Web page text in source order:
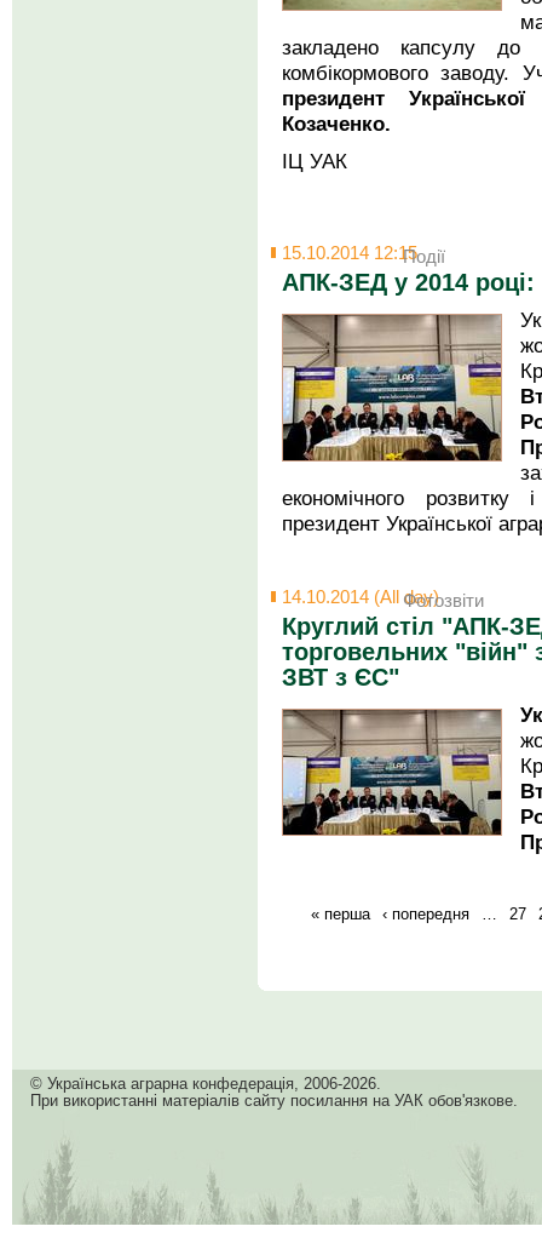
закладено капсулу до
комбікормового заводу.
президент
Козаченко.
ІЦ УАК
15.10.2014 12:15Події
АПК-ЗЕД у 2014 році:
економічного розвитку
президент Української
14.10.2014 (All day)Фотозвіти
Круглий стіл "АПК-
торговельних "війн"
ЗВТ з ЄС"
« перша ‹ попередня 27
© Українська аграрна конфедерація, 2006-2026.
При використанні матеріалів сайту посилання на УАК обов'язкове.